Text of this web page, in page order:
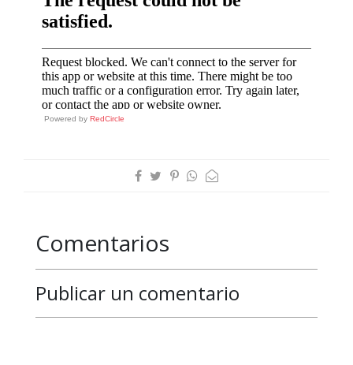
Powered by RedCircle
Comentarios
Publicar un comentario